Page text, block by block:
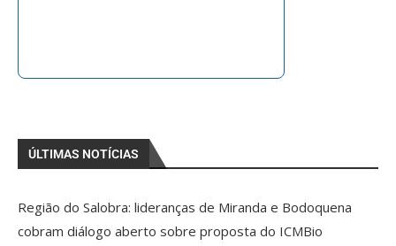
ÚLTIMAS NOTÍCIAS
Região do Salobra: lideranças de Miranda e Bodoquena
cobram diálogo aberto sobre proposta do ICMBio